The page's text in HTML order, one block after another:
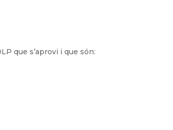
que s’aprovi i que són: